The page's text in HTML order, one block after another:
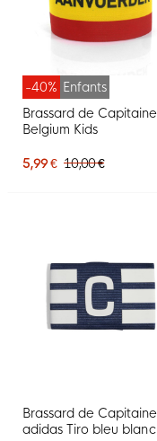
-40% Enfants
Brassard de Capitaine
Belgium Kids
5,99 € 10,00 €
Brassard de Capitaine
adidas Tiro bleu blanc